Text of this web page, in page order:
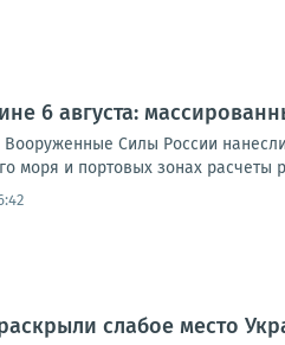
6 августа:
Вооруженные Силы России
моря и портовых зонах расчеты
слабое место